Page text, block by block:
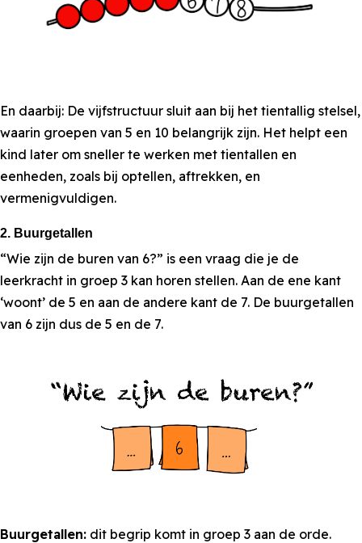
En daarbij: De vijfstructuur sluit aan bij het tientallig stelsel,
waarin groepen van 5 en 10 belangrijk zijn. Het helpt een
kind later om sneller te werken met tientallen en
eenheden, zoals bij optellen, aftrekken, en
vermenigvuldigen.
2. Buurgetallen
“Wie zijn de buren van 6?” is een vraag die je de
leerkracht in groep 3 kan horen stellen. Aan de ene kant
‘woont’ de 5 en aan de andere kant de 7. De buurgetallen
van 6 zijn dus de 5 en de 7.
Buurgetallen: dit begrip komt in groep 3 aan de orde.